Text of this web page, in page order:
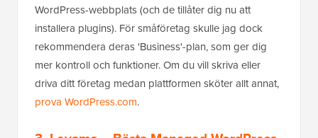
WordPress-webbplats (och de tillåter dig nu att
installera plugins). För småföretag skulle jag dock
rekommendera deras 'Business'-plan, som ger dig
mer kontroll och funktioner. Om du vill skriva eller
driva ditt företag medan plattformen sköter allt annat,
prova WordPress.com.